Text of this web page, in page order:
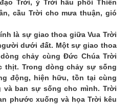
Trời, ý Trời hầu phối Thiên
cầu Trời cho mưa thuận, gió
là sự giao thoa giữa Vua Trời
dưới đất. Một sự giao thoa
chảy cùng Đức Chúa Trời
thịt. Trong dòng chảy sự sống
động, hiện hữu, tồn tại cùng
ban sự sống cho mình. Trời
phước xuống và họa Trời kêu